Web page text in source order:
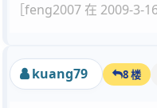
［feng2007 在 2009-3-
kuang79 8 楼